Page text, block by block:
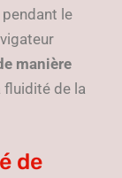
le
manière
fluidité de la
de